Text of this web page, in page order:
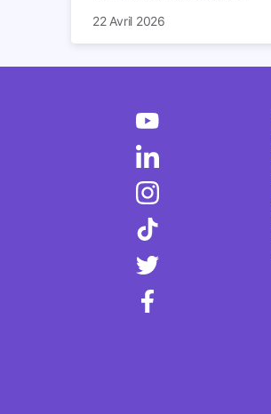
imposition en optimisant votre
nombreuses méthodes légales
notre article.
22 Avril 2026